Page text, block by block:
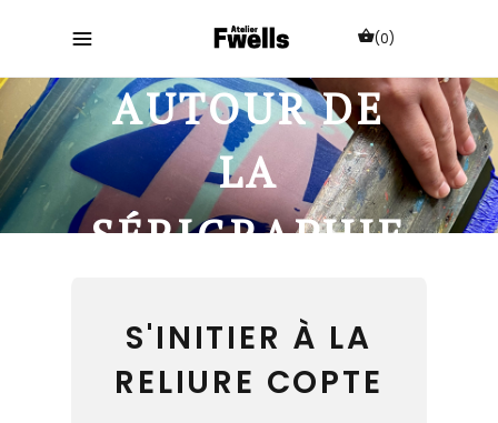
(0)
AUTOUR DE
LA
SÉRIGRAPHIE
S'INITIER À LA
RELIURE COPTE